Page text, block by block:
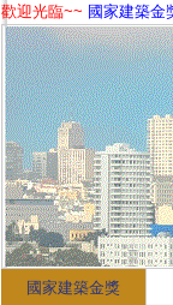
歡迎光臨~~ 國家建築金
1
2
3
4
國家建築金獎